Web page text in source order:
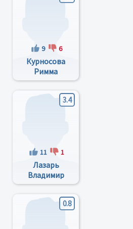
9 6
Курносова
Римма
Васильевна
3.4
11 1
Лазарь
Владимир
Иванович
0.8